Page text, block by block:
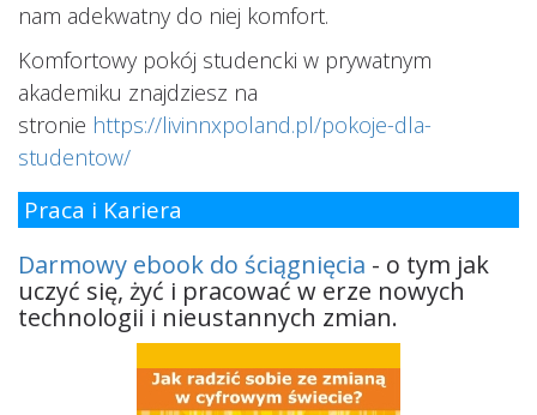
nam adekwatny do niej komfort.
Komfortowy pokój studencki w prywatnym
akademiku znajdziesz na
stronie https://livinnxpoland.pl/pokoje-dla-
studentow/
Praca i Kariera
Darmowy ebook do ściągnięcia - o tym jak
uczyć się, żyć i pracować w erze nowych
technologii i nieustannych zmian.